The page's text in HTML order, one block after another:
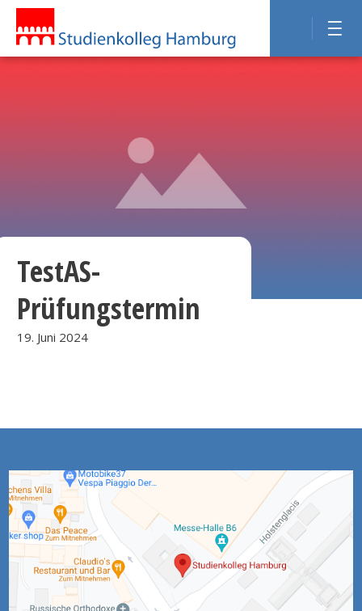
TestAS-
Prüfungstermin
19. Juni 2024